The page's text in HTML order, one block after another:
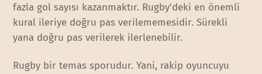
fazla gol sayısı kazanmaktır. Rugby’deki en önemli
kural ileriye doğru pas verilememesidir. Sürekli
yana doğru pas verilerek ilerlenebilir.
Rugby bir temas sporudur. Yani, rakip oyuncuyu